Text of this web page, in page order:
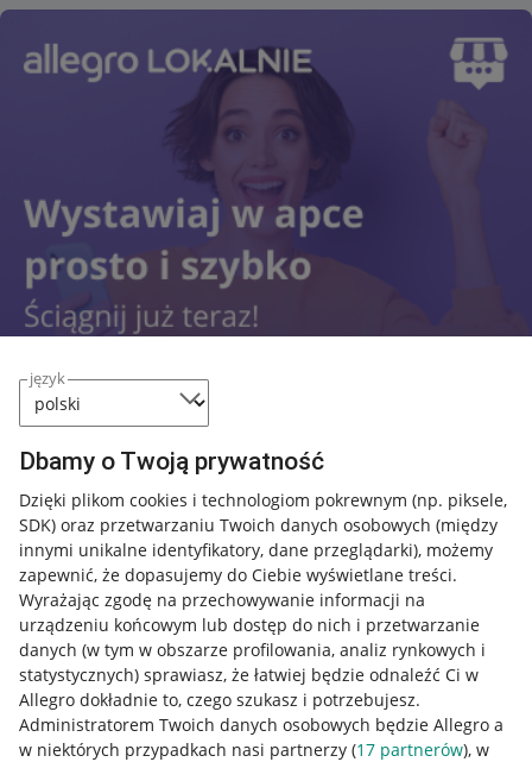
język
Dbamy o Twoją prywatność
Dzięki plikom cookies i technologiom pokrewnym (np. piksele,
SDK) oraz przetwarzaniu Twoich danych osobowych (między
innymi unikalne identyfikatory, dane przeglądarki), możemy
zapewnić, że dopasujemy do Ciebie wyświetlane treści.
Wyrażając zgodę na przechowywanie informacji na
urządzeniu końcowym lub dostęp do nich i przetwarzanie
danych (w tym w obszarze profilowania, analiz rynkowych i
statystycznych) sprawiasz, że łatwiej będzie odnaleźć Ci w
Allegro dokładnie to, czego szukasz i potrzebujesz.
Administratorem Twoich danych osobowych będzie Allegro a
w niektórych przypadkach nasi partnerzy (17 partnerów), w
Przydatne informacje
Jak to działa
Napisz do nas
Allegro Gadane dla sprzedających
Allegro Gadane dla kupujących
Mapa miejscowości